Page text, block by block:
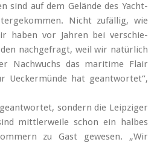
sind auf dem Gelände des Yacht­
Nicht zufällig, wie
haben vor Jahren bei ver­schie­
nach­gefragt, weil wir natürlich
Nach­wuchs das maritime Flair
Ueckermünde hat geant­wortet“,
sondern die Leipziger
mittler­weile schon ein halbes
zu Gast gewesen. „Wir